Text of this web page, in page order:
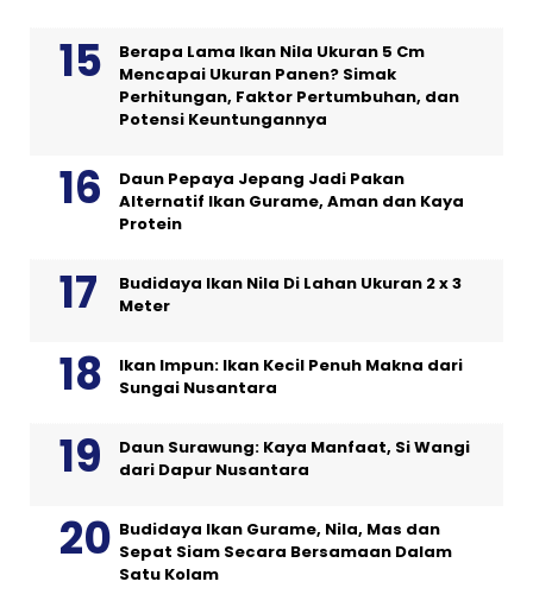
Berapa Lama Ikan Nila Ukuran 5 Cm
Mencapai Ukuran Panen? Simak
Perhitungan, Faktor Pertumbuhan, dan
Potensi Keuntungannya
Daun Pepaya Jepang Jadi Pakan
Alternatif Ikan Gurame, Aman dan Kaya
Protein
Budidaya Ikan Nila Di Lahan Ukuran 2 x 3
Meter
Ikan Impun: Ikan Kecil Penuh Makna dari
Sungai Nusantara
Daun Surawung: Kaya Manfaat, Si Wangi
dari Dapur Nusantara
Budidaya Ikan Gurame, Nila, Mas dan
Sepat Siam Secara Bersamaan Dalam
Satu Kolam